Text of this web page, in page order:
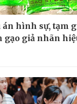
án hình sự, tạm
gạo giả nhãn